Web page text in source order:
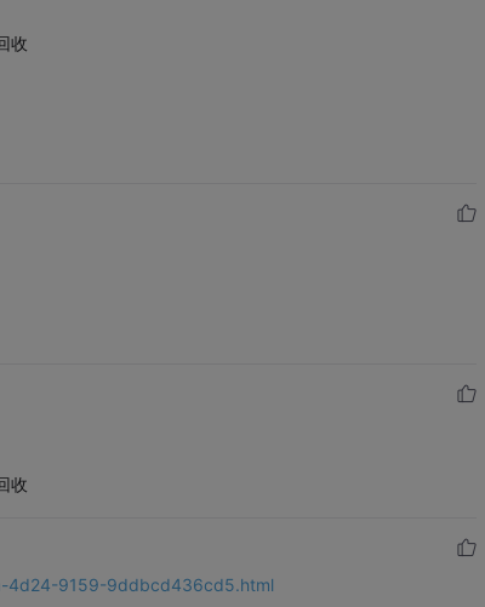
收
收
4d24-9159-9ddbcd436cd5.html